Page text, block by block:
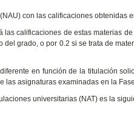
con las calificaciones obtenidas
calificaciones de estas materias
grado, o por 0.2 si se trata de
en función de la titulación
las asignaturas examinadas en la
universitarias (NAT) es la